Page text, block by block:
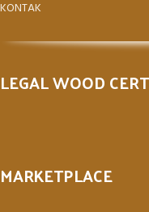
KONTAK
LEGAL WOOD
MARKETPLACE